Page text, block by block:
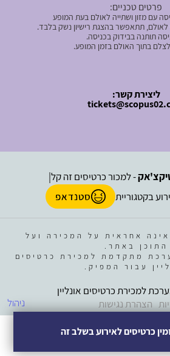
פרטים טכניים:
עם מזון ושתייה לאולם בעת המופע
תתאפשר בהצגת רישיון נשק בלבד.
תותנה בבידוק בכניסה.
בתוך האולם בזמן המופע.
ליצירת קשר:
- למכור כרטיסים זה קל
בקטגוריית סטנדאפ
אחראית על המכירה ועל
התוכן באתר.
מתקדמת למכירת כרטיסים
עבור המפיק.
ניהול
למכירת כרטיסים אונליין
הצהרת נגישות
כרטיסים לאירוע בשלב זה